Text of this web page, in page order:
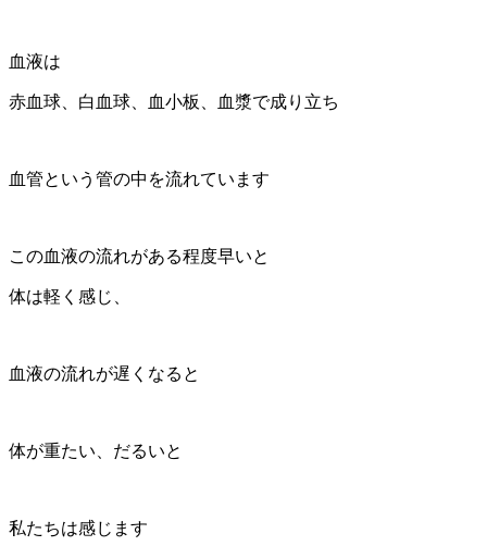
血液は
赤血球、白血球、血小板、血漿で成り立ち
血管という管の中を流れています
この血液の流れがある程度早いと
体は軽く感じ、
血液の流れが遅くなると
体が重たい、だるいと
私たちは感じます